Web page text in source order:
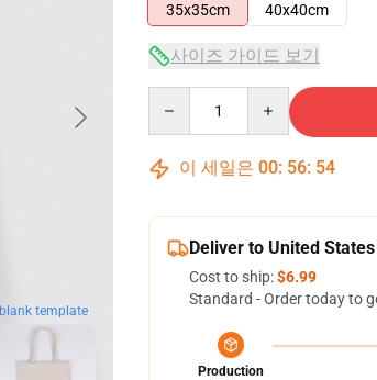
blank template
35x35cm
40x40cm
사이즈 가이드 보기
이 세일은 00: 56: 53
Deliver to United States
Cost to ship:$6.99
Standard - Order today to
Production